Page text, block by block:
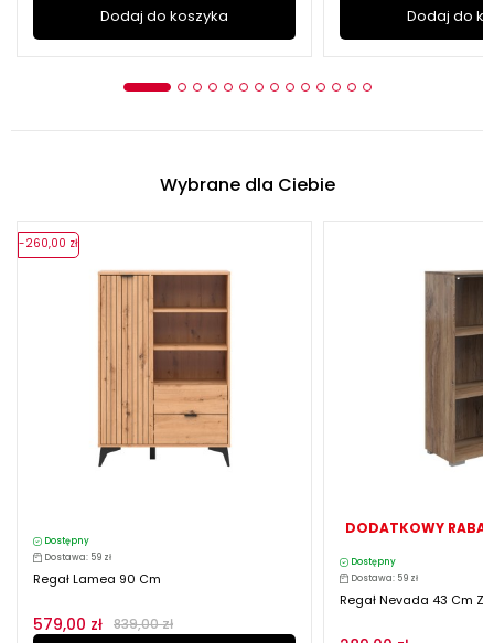
Dodaj do koszyka Dodaj do
Wybrane dla Ciebie
Dostępny
Dostawa: 59 zł
Regał Lamea 90 Cm
579,00 zł 839,00 zł
-260,00 zł
DODATKOWY
Dostępny
Dostawa: 59 zł
Regał Nevada 43 Cm Z 2